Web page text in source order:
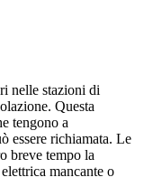
nelle stazioni di
Questa
tengono a
essere richiamata. Le
breve tempo la
mancante o